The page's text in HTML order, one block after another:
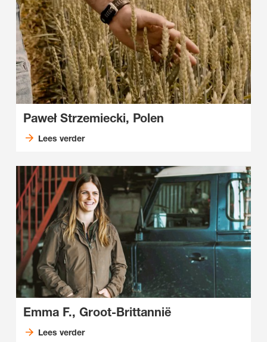
Paweł Strzemiecki, Polen
Lees verder
Emma F., Groot-Brittannië
Lees verder